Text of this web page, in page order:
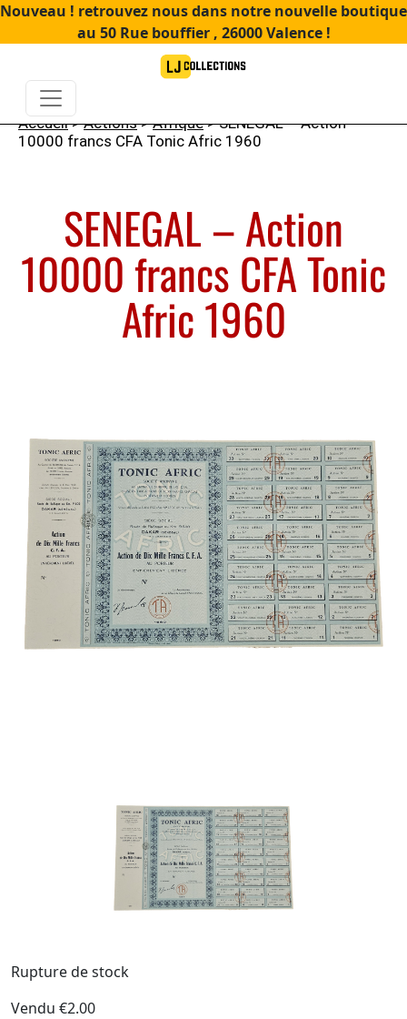
Nouveau ! retrouvez nous dans notre nouvelle boutique
au 50 Rue bouffier , 26000 Valence !
Accueil>Actions>Afrique> SENEGAL – Action
10000 francs CFA Tonic Afric 1960
SENEGAL – Action
10000 francs CFA Tonic
Afric 1960
Rupture de stock
Vendu €2.00